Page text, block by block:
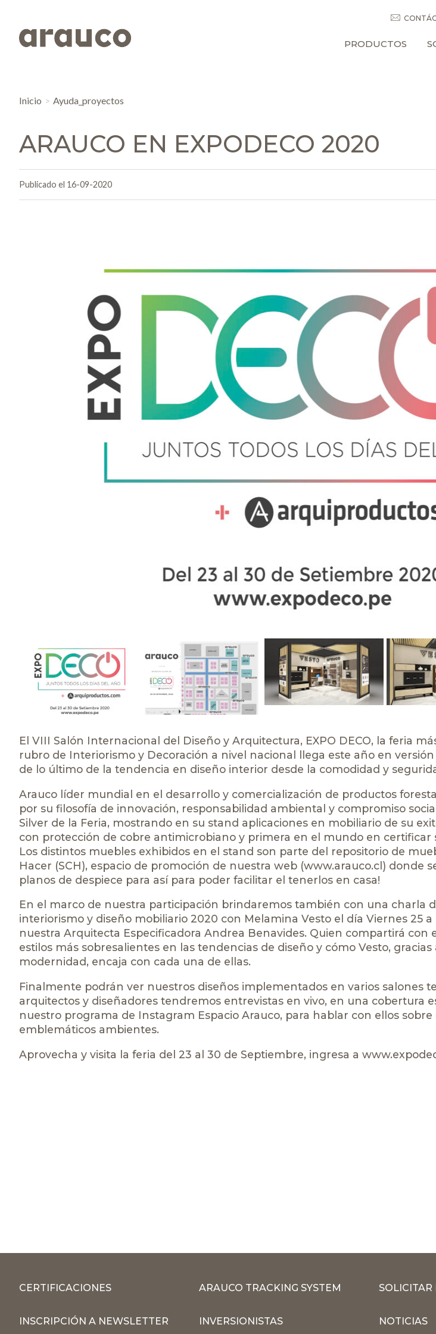
PRODUCTOS
Inicio Ayuda_proyectos
ARAUCO EN EXPODECO 2020
Publicado el 16-09-2020
El VIII Salón Internacional del Diseño y Arquitectura, EXPO DECO, la feria
rubro de Interiorismo y Decoración a nivel nacional llega este año en
de lo último de la tendencia en diseño interior desde la comodidad y
Arauco líder mundial en el desarrollo y comercialización de productos
por su filosofía de innovación, responsabilidad ambiental y compromiso
Silver de la Feria, mostrando en su stand aplicaciones en mobiliario de su
con protección de cobre antimicrobiano y primera en el mundo en certificar
Los distintos muebles exhibidos en el stand son parte del repositorio de
Hacer (SCH), espacio de promoción de nuestra web (www.arauco.cl) donde
planos de despiece para así para poder facilitar el tenerlos en casa!
En el marco de nuestra participación brindaremos también con una charla
interiorismo y diseño mobiliario 2020 con Melamina Vesto el día Viernes 25
nuestra Arquitecta Especificadora Andrea Benavides. Quien compartirá con
estilos más sobresalientes en las tendencias de diseño y cómo Vesto,
modernidad, encaja con cada una de ellas.
Finalmente podrán ver nuestros diseños implementados en varios salones
arquitectos y diseñadores tendremos entrevistas en vivo, en una cobertura
nuestro programa de Instagram Espacio Arauco, para hablar con ellos sobre
emblemáticos ambientes.
Aprovecha y visita la feria del 23 al 30 de Septiembre, ingresa a
CERTIFICACIONES ARAUCO TRACKING SYSTEM SOLICITAR
INSCRIPCIÓN A NEWSLETTER INVERSIONISTAS NOTICIAS